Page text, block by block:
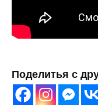
Поделитья с